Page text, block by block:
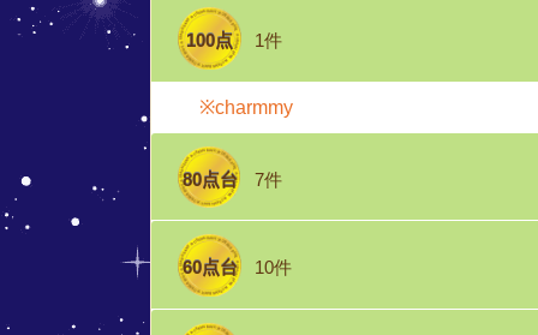
100点 1件
※charmmy
80点台 7件
60点台 10件